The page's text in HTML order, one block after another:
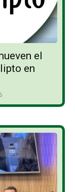
el
en